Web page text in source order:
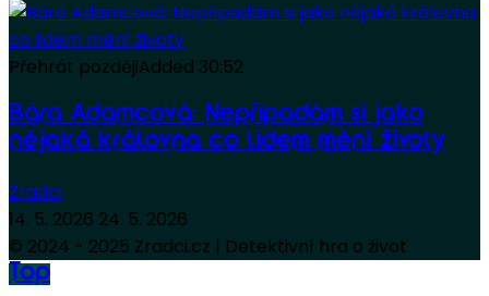
Přehrát pozdějiAdded 30:52
Bára Adamcová: Nepřipadám si jako
nějaká královna co lidem mění životy
Zradci
14. 5. 2026 24. 5. 2026
© 2024 - 2025 Zradci.cz | Detektivní hra o život
Top